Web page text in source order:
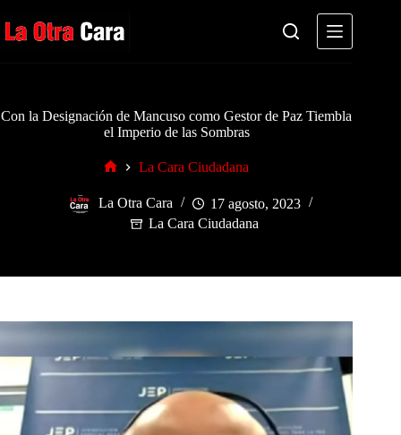
al
contenido
Con la Designación de Mancuso como Gestor de Paz Tiembla
el Imperio de las Sombras
La Cara Ciudadana
La Otra Cara
17 agosto, 2023
La Cara Ciudadana